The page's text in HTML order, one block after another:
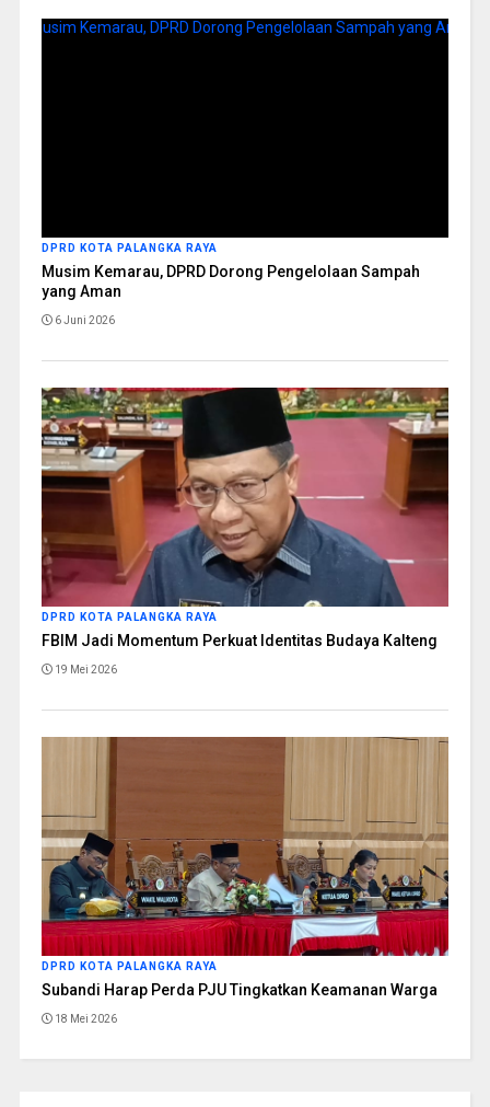
DPRD KOTA PALANGKA RAYA
Musim Kemarau, DPRD Dorong Pengelolaan Sampah
yang Aman
6 Juni 2026
DPRD KOTA PALANGKA RAYA
FBIM Jadi Momentum Perkuat Identitas Budaya Kalteng
19 Mei 2026
DPRD KOTA PALANGKA RAYA
Subandi Harap Perda PJU Tingkatkan Keamanan Warga
18 Mei 2026